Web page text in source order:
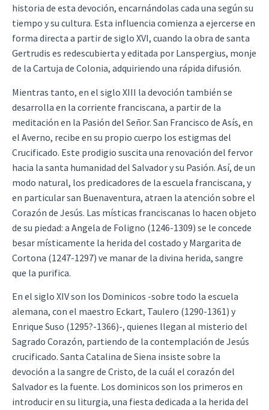
historia de esta devoción, encarnándolas cada una según su
tiempo y su cultura. Esta influencia comienza a ejercerse en
forma directa a partir de siglo XVI, cuando la obra de santa
Gertrudis es redescubierta y editada por Lanspergius, monje
de la Cartuja de Colonia, adquiriendo una rápida difusión.
Mientras tanto, en el siglo XIII la devoción también se
desarrolla en la corriente franciscana, a partir de la
meditación en la Pasión del Señor. San Francisco de Asís, en
el Averno, recibe en su propio cuerpo los estigmas del
Crucificado. Este prodigio suscita una renovación del fervor
hacia la santa humanidad del Salvador y su Pasión. Así, de un
modo natural, los predicadores de la escuela franciscana, y
en particular san Buenaventura, atraen la atención sobre el
Corazón de Jesús. Las místicas franciscanas lo hacen objeto
de su piedad: a Angela de Foligno (1246-1309) se le concede
besar místicamente la herida del costado y Margarita de
Cortona (1247-1297) ve manar de la divina herida, sangre
que la purifica.
En el siglo XIV son los Dominicos -sobre todo la escuela
alemana, con el maestro Eckart, Taulero (1290-1361) y
Enrique Suso (1295?-1366)-, quienes llegan al misterio del
Sagrado Corazón, partiendo de la contemplación de Jesús
crucificado. Santa Catalina de Siena insiste sobre la
devoción a la sangre de Cristo, de la cuál el corazón del
Salvador es la fuente. Los dominicos son los primeros en
introducir en su liturgia, una fiesta dedicada a la herida del